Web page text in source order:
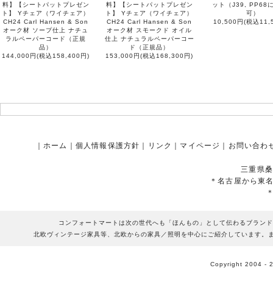
料】【シートパットプレゼン
ト】 Yチェア（ワイチェア）
CH24 Carl Hansen & Son
オーク材 ソープ仕上 ナチュ
ラルペーパーコード（正規
品）
144,000円(税込158,400円)
料】【シートパットプレゼン
ト】 Yチェア（ワイチェア）
CH24 Carl Hansen & Son
オーク材 スモークド オイル
仕上 ナチュラルペーパーコー
ド（正規品）
153,000円(税込168,300円)
ット（J39, PP68
可）
10,500円(税込
ホーム 個人情報保護方針 リンク マイページ お問い合わ
三重県
＊名古屋から東
コンフォートマートは次の世代へも「ほんもの」として伝わるブラン
北欧ヴィンテージ家具等、北欧からの家具／照明を中心にご紹介しています
Copyright 2004 -